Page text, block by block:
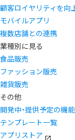
顧客ロイヤリティを向
モバイルアプリ
複数店舗との連携
業種別に見る
食品販売
ファッション販売
雑貨販売
その他
開発中・提供予定の機能
テンプレート一覧
アプリストア